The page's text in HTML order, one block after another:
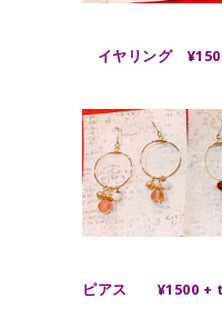
イヤリング
ピアス ¥1500 +